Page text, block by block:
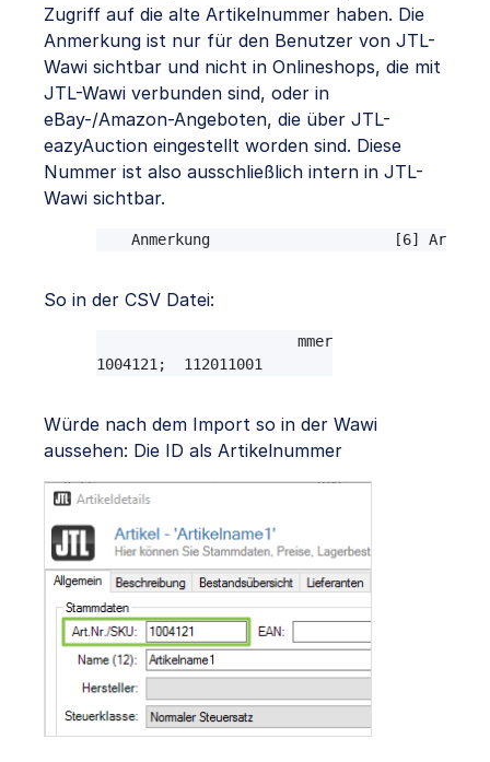
Zugriff auf die alte Artikelnummer haben. Die
Anmerkung ist nur für den Benutzer von JTL-
Wawi sichtbar und nicht in Onlineshops, die mit
JTL-Wawi verbunden sind, oder in
eBay-/Amazon-Angeboten, die über JTL-
eazyAuction eingestellt worden sind. Diese
Nummer ist also ausschließlich intern in JTL-
Wawi sichtbar.
Anmerkung                     [6]
So in der CSV Datei:
ID;       Artikelnummer
1004121;  112011001
Würde nach dem Import so in der Wawi
aussehen: Die ID als Artikelnummer